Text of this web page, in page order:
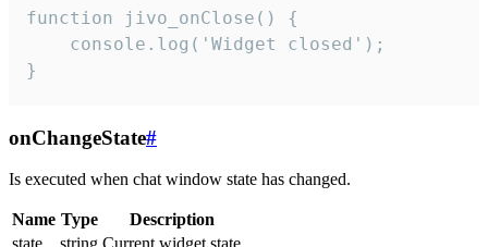
function jivo_onClose() {
    console.log('Widget closed');
}
onChangeState#
Is executed when chat window state has changed.
Name Type
Description